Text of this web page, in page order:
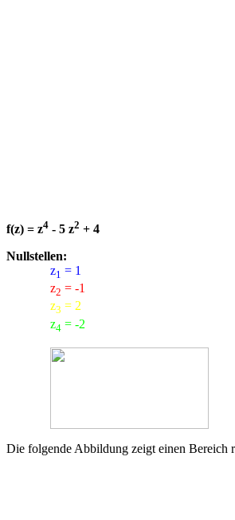
f(z) = z4 - 5 z2 + 4
Nullstellen:
z1 = 1
z2 = -1
z3 = 2
z4 = -2
Die folgende Abbildung zeigt einen Bereich